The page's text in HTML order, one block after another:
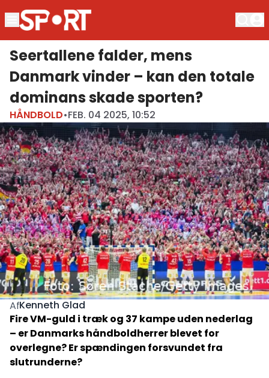
Seertallene falder, mens
Danmark vinder – kan den totale
dominans skade sporten?
HÅNDBOLD•FEB. 04 2025, 10:52
AfKenneth Glad
Fire VM-guld i træk og 37 kampe uden nederlag
– er Danmarks håndboldherrer blevet for
overlegne? Er spændingen forsvundet fra
slutrunderne?